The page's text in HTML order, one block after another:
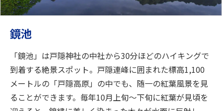
鏡池
「鏡池」は戸隠神社の中社から30分ほどのハイキングで
到着する絶景スポット。戸隠連峰に囲まれた標高1,100
メートルの「戸隠高原」の中でも、随一の紅葉風景を見
ることができます。毎年10月上旬～下旬に紅葉が見頃を